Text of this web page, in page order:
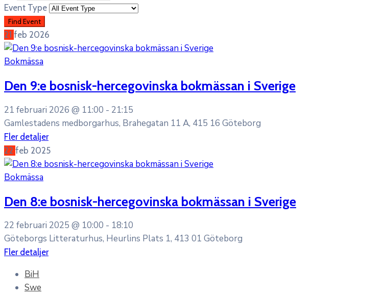
Event Type
21 feb 2026
Bokmässa
Den 9:e bosnisk-hercegovinska bokmässan i Sverige
21 februari 2026 @ 11:00 - 21:15
Gamlestadens medborgarhus, Brahegatan 11 A, 415 16 Göteborg
Fler detaljer
22 feb 2025
Bokmässa
Den 8:e bosnisk-hercegovinska bokmässan i Sverige
22 februari 2025 @ 10:00 - 18:10
Göteborgs Litteraturhus, Heurlins Plats 1, 413 01 Göteborg
Fler detaljer
BiH
Swe